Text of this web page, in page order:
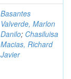
Basantes
Valverde, Marlon
Danilo; Chasiluisa
Macias, Richard
Javier